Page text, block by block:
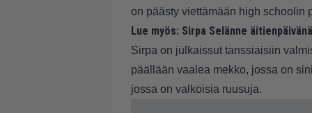
on päästy viettämään high schoolin
Lue myös: Sirpa Selänne
Sirpa on julkaissut tanssiaisiin
päällään vaalea mekko, jossa on
jossa on valkoisia ruusuja.